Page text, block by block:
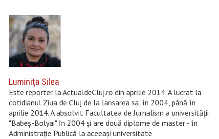
Luminiţa Silea
Este reporter la ActualdeCluj.ro din aprilie 2014. A lucrat la
cotidianul Ziua de Cluj de la lansarea sa, în 2004, până în
aprilie 2014. A absolvit Facultatea de Jurnalism a universității
"Babeș-Bolyai" în 2004 şi are două diplome de master - în
Administraţie Publică la aceeaşi universitate